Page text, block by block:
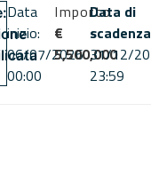
Data
inizio:
06/07/2026
00:00
Importo
€
5,500,000
Data di
scadenza
31/12/
23:59